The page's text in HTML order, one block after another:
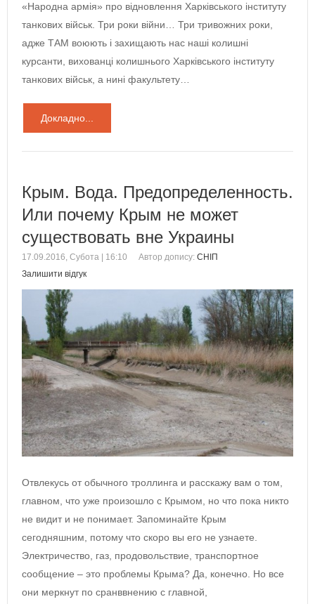
«Народна армія» про відновлення Харківського інституту
танкових військ. Три роки війни… Три тривожних роки,
адже ТАМ воюють і захищають нас наші колишні
курсанти, вихованці колишнього Харківського інституту
танкових військ, а нині факультету…
Докладно...
Крым. Вода. Предопределенность.
Или почему Крым не может
существовать вне Украины
17.09.2016, Субота | 16:10 Автор допису: СНІП
Залишити відгук
Отвлекусь от обычного троллинга и расскажу вам о том,
главном, что уже произошло с Крымом, но что пока никто
не видит и не понимает. Запоминайте Крым
сегодняшним, потому что скоро вы его не узнаете.
Электричество, газ, продовольствие, транспортное
сообщение – это проблемы Крыма? Да, конечно. Но все
они меркнут по сранввнению с главной,